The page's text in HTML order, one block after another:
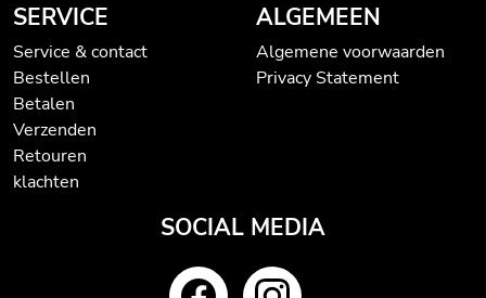
SERVICE
Service & contact
Bestellen
Betalen
Verzenden
Retouren
klachten
ALGEMEEN
Algemene voorwaarden
Privacy Statement
SOCIAL MEDIA